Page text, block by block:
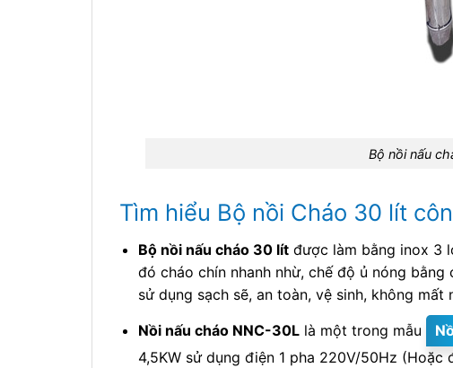
Bộ nồi nấu
Tìm hiểu Bộ nồi Cháo 30 lít
Bộ nồi nấu cháo 30 lítđược làm bằng inox 3
đó cháo chín nhanh nhừ, chế độ ủ nóng
sử dụng sạch sẽ, an toàn, vệ sinh, không mất
Nồi nấu cháo NNC-30Llà một trong mẫu
4,5KW sử dụng điện 1 pha 220V/50Hz